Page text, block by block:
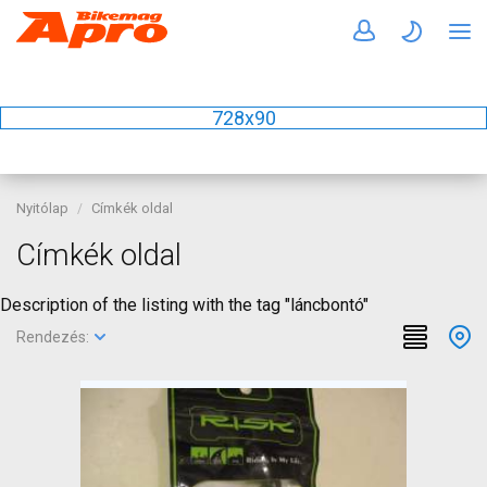
728x90
Nyitólap Címkék oldal
Címkék oldal
Description of the listing with the tag "láncbontó"
Rendezés: